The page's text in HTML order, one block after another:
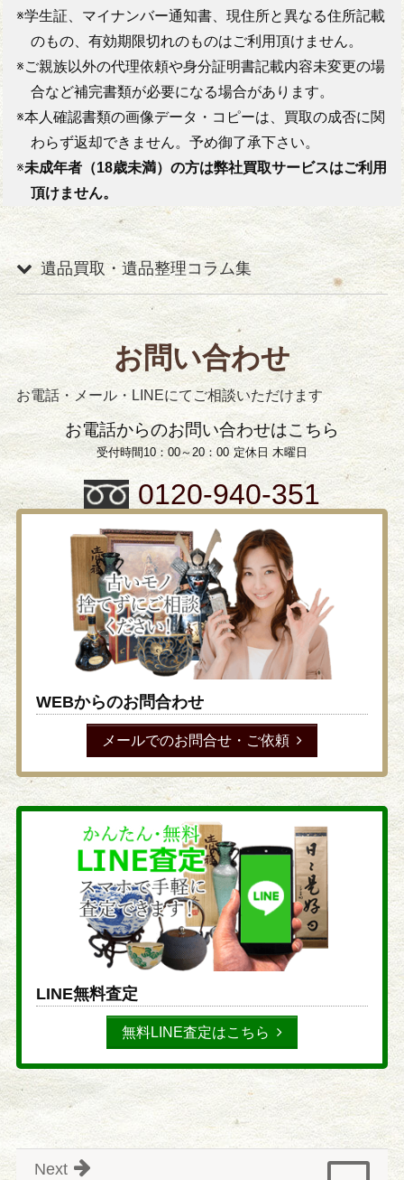
※学生証、マイナンバー通知書、現住所と異なる住所記載
のもの、有効期限切れのものはご利用頂けません。
※ご親族以外の代理依頼や身分証明書記載内容未変更の場
合など補完書類が必要になる場合があります。
※本人確認書類の画像データ・コピーは、買取の成否に関
わらず返却できません。予め御了承下さい。
※未成年者（18歳未満）の方は弊社買取サービスはご利用
頂けません。
遺品買取・遺品整理コラム集
戦争遺品の買取りにあたって
今回は『やましょう』でもよくご依頼を頂きます軍服
などの戦争遺品について取り上げさせて頂きます。…
遺品整理会社について
皆様は遺品整理は、どのような事業者が行なっているの
が多いのかご存知でしょうか。 日本国内で最初の…
遺品整理をするタイミングについて
皆様は遺品整理についてどのようにお考えでしょうか。
例えば一人暮らしをされていた親族が亡くなった…
お問い合わせ
お電話・メール・LINEにてご相談いただけます
お電話からのお問い合わせはこちら
受付時間10：00～20：00 定休日 木曜日
0120-940-351
WEBからのお問合わせ
メールでのお問合せ・ご依頼
LINE無料査定
無料LINE査定はこちら
Next